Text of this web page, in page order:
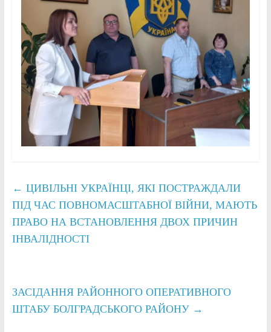
← ЦИВІЛЬНІ УКРАЇНЦІ, ЯКІ ПОСТРАЖДАЛИ
ПІД ЧАС ПОВНОМАСШТАБНОЇ ВІЙНИ, МАЮТЬ
ПРАВО НА ВСТАНОВЛЕННЯ ДВОХ ПРИЧИН
ІНВАЛІДНОСТІ
ЗАСІДАННЯ РАЙОННОГО ОПЕРАТИВНОГО
ШТАБУ БОЛГРАДСЬКОГО РАЙОНУ →